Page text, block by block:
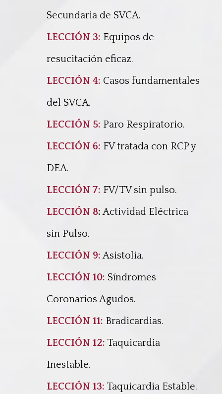
Secundaria de SVCA.
LECCIÓN 3: Equipos de
resucitación eficaz.
LECCIÓN 4: Casos fundamentales
del SVCA.
LECCIÓN 5: Paro Respiratorio.
LECCIÓN 6: FV tratada con RCP y
DEA.
LECCIÓN 7: FV/TV sin pulso.
LECCIÓN 8: Actividad Eléctrica
sin Pulso.
LECCIÓN 9: Asistolia.
LECCIÓN 10: Síndromes
Coronarios Agudos.
LECCIÓN 11: Bradicardias.
LECCIÓN 12: Taquicardia
Inestable.
LECCIÓN 13: Taquicardia Estable.